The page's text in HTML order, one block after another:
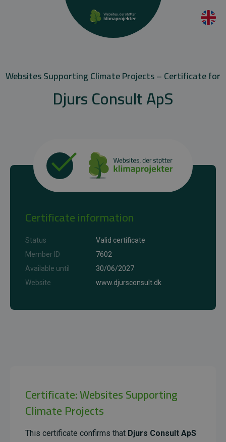
Websites Supporting Climate Projects – Certificate for
Djurs Consult ApS
Certificate information
Status
Valid certificate
Member ID
7602
Available until
30/06/2027
Website
www.djursconsult.dk
Certificate: Websites Supporting
Climate Projects
This certificate confirms that Djurs Consult ApS